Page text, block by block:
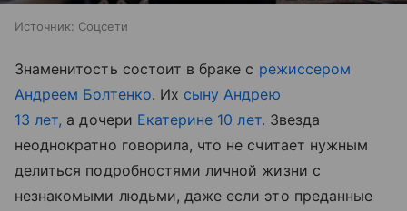
Источник: Соцсети
Знаменитость состоит в браке с режиссером
Андреем Болтенко. Их сыну Андрею
13 лет, а дочери Екатерине 10 лет. Звезда
неоднократно говорила, что не считает нужным
делиться подробностями личной жизни с
незнакомыми людьми, даже если это преданные